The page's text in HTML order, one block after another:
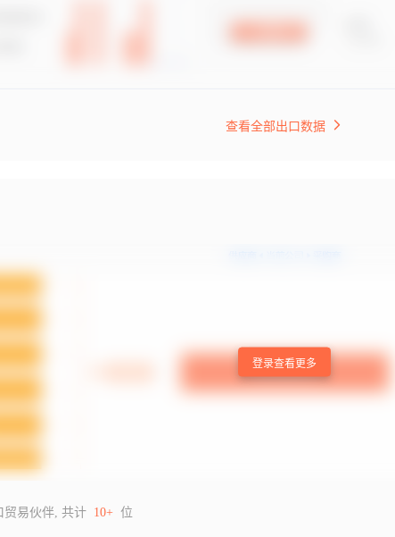
查看全部出口数据
登录查看更多
贸易伙伴, 共计 10+ 位